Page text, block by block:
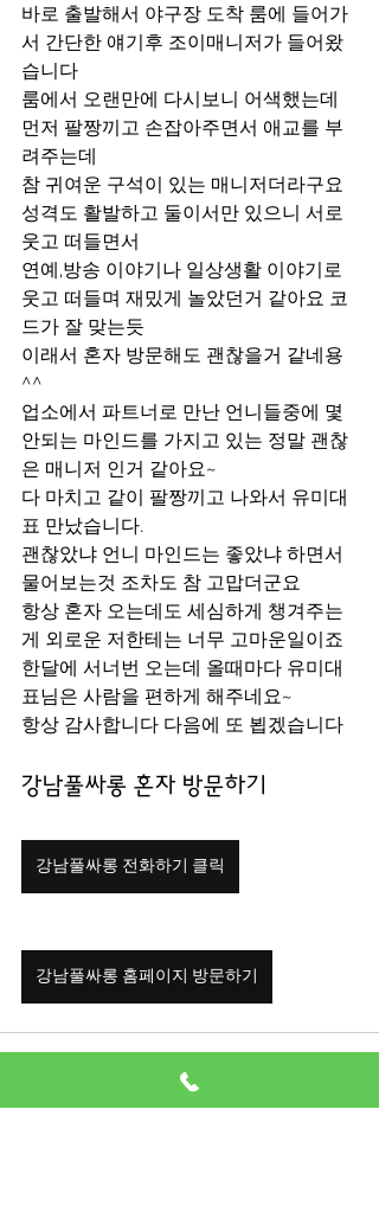
바로 출발해서 야구장 도착 룸에 들어가
서 간단한 얘기후 조이매니저가 들어왔
습니다
룸에서 오랜만에 다시보니 어색했는데
먼저 팔짱끼고 손잡아주면서 애교를 부
려주는데
참 귀여운 구석이 있는 매니저더라구요
성격도 활발하고 둘이서만 있으니 서로
웃고 떠들면서
연예,방송 이야기나 일상생활 이야기로
웃고 떠들며 재밌게 놀았던거 같아요 코
드가 잘 맞는듯
이래서 혼자 방문해도 괜찮을거 같네용
^^
업소에서 파트너로 만난 언니들중에 몇
안되는 마인드를 가지고 있는 정말 괜찮
은 매니저 인거 같아요~
다 마치고 같이 팔짱끼고 나와서 유미대
표 만났습니다.
괜찮았냐 언니 마인드는 좋았냐 하면서
물어보는것 조차도 참 고맙더군요
항상 혼자 오는데도 세심하게 챙겨주는
게 외로운 저한테는 너무 고마운일이죠
한달에 서너번 오는데 올때마다 유미대
표님은 사람을 편하게 해주네요~
항상 감사합니다 다음에 또 뵙겠습니다
강남풀싸롱 혼자 방문하기
강남풀싸롱 전화하기 클릭
강남풀싸롱 홈페이지 방문하기